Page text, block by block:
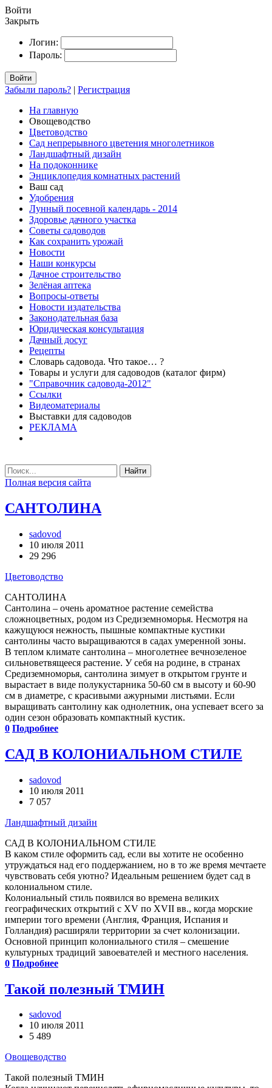
Войти
Закрыть
Логин:
Пароль:
Войти
Забыли пароль? | Регистрация
На главную
Овощеводство
Цветоводство
Сад непрерывного цветения многолетников
Ландшафтный дизайн
На подоконнике
Энциклопедия комнатных растений
Ваш сад
Удобрения
Лунный посевной календарь - 2014
Здоровье дачного участка
Советы садоводов
Как сохранить урожай
Новости
Наши конкурсы
Дачное строительство
Зелёная аптека
Вопросы-ответы
Новости издательства
Законодательная база
Юридическая консультация
Дачный досуг
Рецепты
Словарь садовода. Что такое… ?
Товары и услуги для садоводов (каталог фирм)
"Справочник садовода-2012"
Ссылки
Видеоматериалы
Выставки для садоводов
РЕКЛАМА
Найти
Полная версия сайта
САНТОЛИНА
sadovod
10 июля 2011
29 296
Цветоводство
САНТОЛИНА
Сантолина – очень ароматное растение семейства
сложноцветных, родом из Средиземноморья. Несмотря на
кажущуюся нежность, пышные компактные кустики
сантолины часто выращиваются в садах умеренной зоны.
В теплом климате сантолина – многолетнее вечнозеленое
сильноветвящееся растение. У себя на родине, в странах
Средиземноморья, сантолина зимует в открытом грунте и
вырастает в виде полукустарника 50-60 см в высоту и 60-90
см в диаметре, с красивыми ажурными листьями. Если
выращивать сантолину как однолетник, она успевает всего за
один сезон образовать компактный кустик.
0 Подробнее
САД В КОЛОНИАЛЬНОМ СТИЛЕ
sadovod
10 июля 2011
7 057
Ландшафтный дизайн
САД В КОЛОНИАЛЬНОМ СТИЛЕ
В каком стиле оформить сад, если вы хотите не особенно
утруждаться над его поддержанием, но в то же время мечтаете
чувствовать себя уютно? Идеальным решением будет сад в
колониальном стиле.
Колониальный стиль появился во времена великих
географических открытий с XV по XVII вв., когда морские
империи того времени (Англия, Франция, Испания и
Голландия) расширяли территории за счет колонизации.
Основной принцип колониального стиля – смешение
культурных традиций завоевателей и местного населения.
0 Подробнее
Такой полезный ТМИН
sadovod
10 июля 2011
5 489
Овощеводство
Такой полезный ТМИН